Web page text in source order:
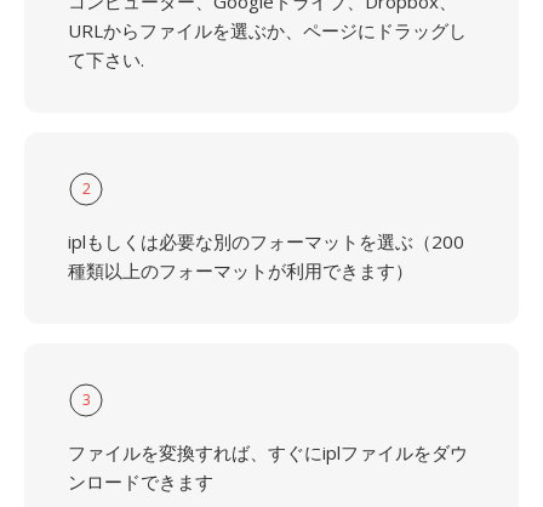
URLからファイルを選ぶか、ページにドラッグし
て下さい.
2
iplもしくは必要な別のフォーマットを選ぶ（200
種類以上のフォーマットが利用できます）
3
ファイルを変換すれば、すぐにiplファイルをダウ
ンロードできます